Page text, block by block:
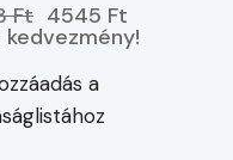
Ft 4545 Ft
kedvezmény!
a